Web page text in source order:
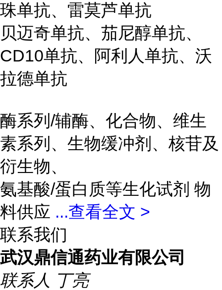
珠单抗、雷莫芦单抗
贝迈奇单抗、茄尼醇单抗、
CD10单抗、阿利人单抗、沃
拉德单抗
酶系列/辅酶、化合物、维生
素系列、生物缓冲剂、核苷及
衍生物、
氨基酸/蛋白质等生化试剂 物
料供应 ...查看全文 >
联系我们
武汉鼎信通药业有限公司
联系人 丁亮